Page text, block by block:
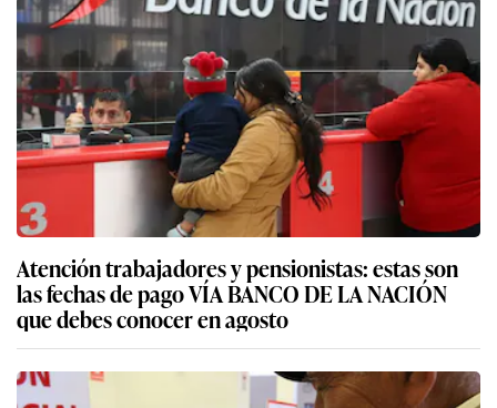
Atención trabajadores y pensionistas: estas son
las fechas de pago VÍA BANCO DE LA NACIÓN
que debes conocer en agosto